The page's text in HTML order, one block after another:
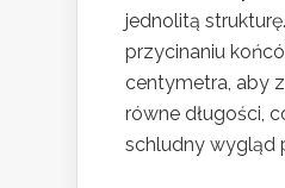
jednolitą
przycinaniu
centymetra, aby
równe długości,
schludny wygląd